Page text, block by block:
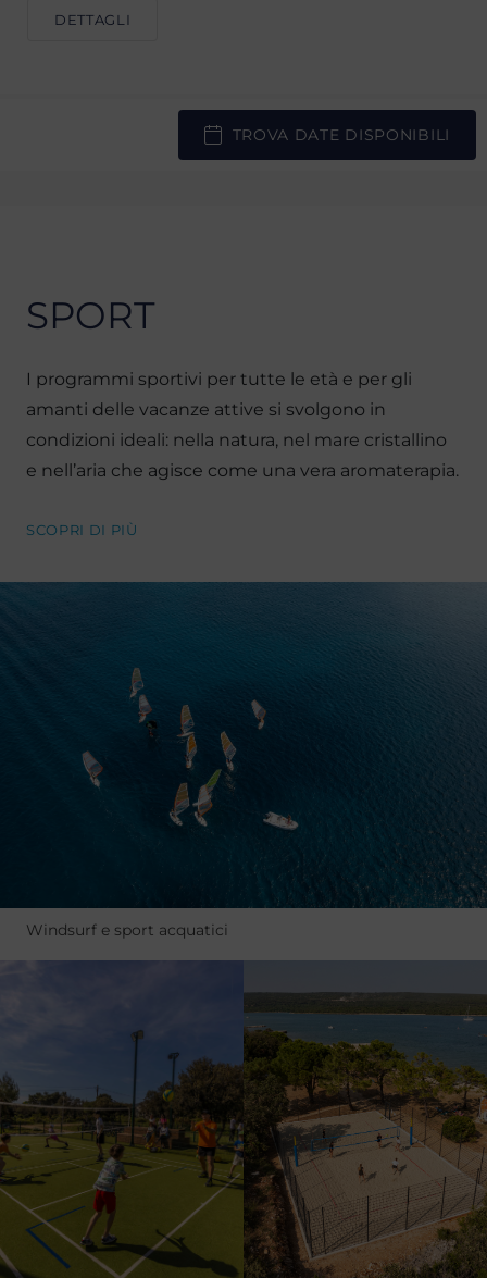
DETTAGLI
TROVA DATE DISPONIBILI
SPORT
I programmi sportivi per tutte le età e per gli
amanti delle vacanze attive si svolgono in
condizioni ideali: nella natura, nel mare cristallino
e nell’aria che agisce come una vera aromaterapia.
SCOPRI DI PIÙ
Windsurf e sport acquatici